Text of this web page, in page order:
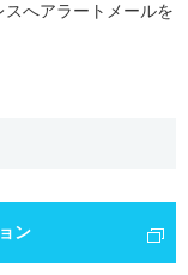
へアラートメールを
ン